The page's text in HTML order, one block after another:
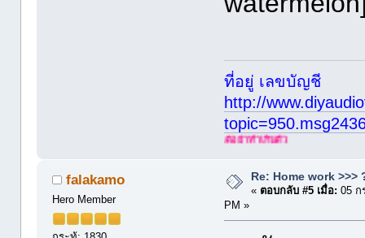
ที่อยู่ เลขบัญชี
http://
falakamo
Hero Member
Re: Home work >>>
« ตอบกลับ #5 เมื่อ: 05 ก
PM »